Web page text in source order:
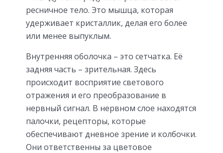
ресничное тело. Это мышца, которая
удерживает кристаллик, делая его более
или менее выпуклым.
Внутренняя оболочка – это сетчатка. Её
задняя часть – зрительная. Здесь
происходит восприятие светового
отражения и его преобразование в
нервный сигнал. В нервном слое находятся
палочки, рецепторы, которые
обеспечивают дневное зрение и колбочки.
Они ответственны за цветовое